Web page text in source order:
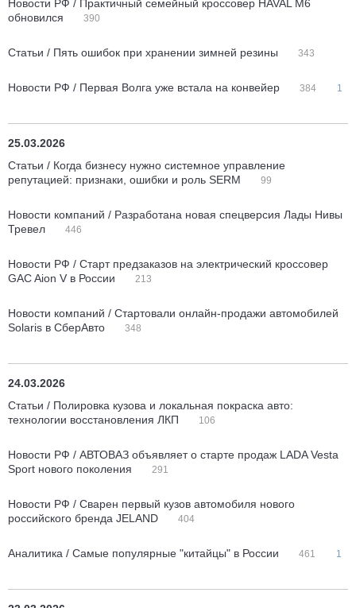
Новости РФ / Практичный семейный кроссовер HAVAL M6
обновился
390
Статьи / Пять ошибок при хранении зимней резины 343
Новости РФ / Первая Волга уже встала на конвейер 384 1
25.03.2026
Статьи / Когда бизнесу нужно системное управление
репутацией: признаки, ошибки и роль SERM
99
Новости компаний / Разработана новая спецверсия Лады Нивы
Тревел
446
Новости РФ / Старт предзаказов на электрический кроссовер
GAC Aion V в России
213
Новости компаний / Стартовали онлайн-продажи автомобилей
Solaris в СберАвто
348
24.03.2026
Статьи / Полировка кузова и локальная покраска авто:
технологии восстановления ЛКП
106
Новости РФ / АВТОВАЗ объявляет о старте продаж LADA Vesta
Sport нового поколения
291
Новости РФ / Сварен первый кузов автомобиля нового
российского бренда JELAND
404
Аналитика / Самые популярные "китайцы" в России 461 1